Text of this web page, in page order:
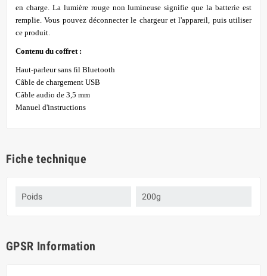
en charge. La lumière rouge non lumineuse signifie que la batterie est
remplie. Vous pouvez déconnecter le chargeur et l'appareil, puis utiliser
ce produit.
Contenu du coffret :
Haut-parleur sans fil Bluetooth
Câble de chargement USB
Câble audio de 3,5 mm
Manuel d'instructions
Fiche technique
Poids 200g
GPSR Information